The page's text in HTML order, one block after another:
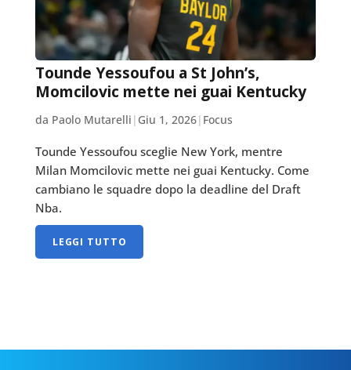
Tounde Yessoufou a St John’s,
Momcilovic mette nei guai Kentucky
da Paolo Mutarelli | Giu 1, 2026| Focus
Tounde Yessoufou sceglie New York, mentre
Milan Momcilovic mette nei guai Kentucky. Come
cambiano le squadre dopo la deadline del Draft
Nba.
LEGGI TUTTO